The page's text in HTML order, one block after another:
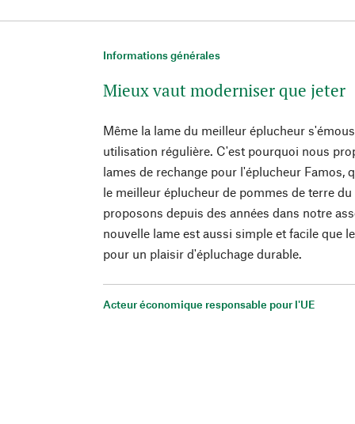
Informations générales
Mieux vaut moderniser que jeter
Même la lame du meilleur éplucheur
utilisation régulière. C'est pourquoi nous
lames de rechange pour l'éplucheur Famos,
le meilleur éplucheur de pommes de terre
proposons depuis des années dans notre
nouvelle lame est aussi simple et facile que
pour un plaisir d'épluchage durable.
Acteur économique responsable pour l'UE